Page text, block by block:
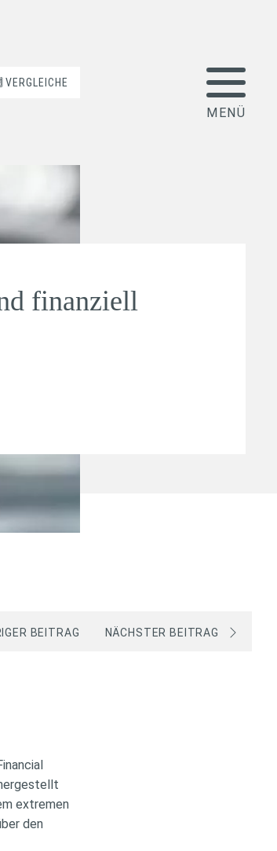
VERGLEICHE
finanziell
BEITRAG NÄCHSTER BEITRAG
extremen
den